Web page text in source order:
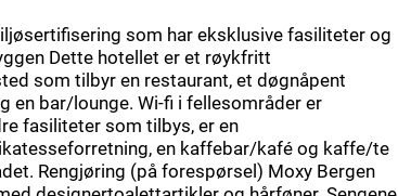
som har eksklusive fasiliteter og
Dette hotellet er et røykfritt
som tilbyr en restaurant, et døgnåpent
en bar/lounge. Wi-fi i fellesområder er
fasiliteter som tilbys, er en
en kaffebar/kafé og kaffe/te
Rengjøring (på forespørsel) Moxy Bergen